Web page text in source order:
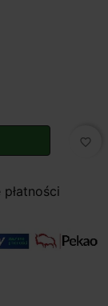
favorite_border